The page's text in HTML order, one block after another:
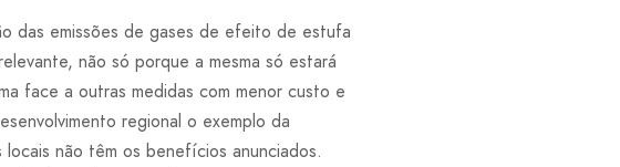
das emissões de gases de efeito de estufa
não só porque a mesma só estará
face a outras medidas com menor custo e
regional o exemplo da
não têm os benefícios anunciados.